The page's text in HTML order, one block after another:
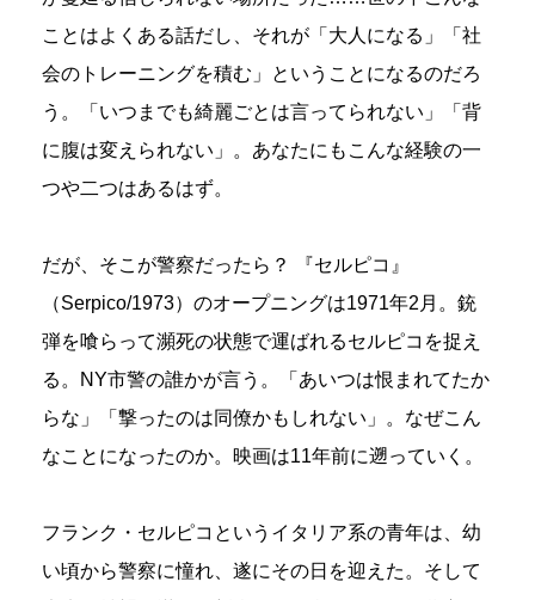
ことはよくある話だし、それが「大人になる」「社
会のトレーニングを積む」ということになるのだろ
う。「いつまでも綺麗ごとは言ってられない」「背
に腹は変えられない」。あなたにもこんな経験の一
つや二つはあるはず。
だが、そこが警察だったら？ 『セルピコ』
（Serpico/1973）のオープニングは1971年2月。銃
弾を喰らって瀕死の状態で運ばれるセルピコを捉え
る。NY市警の誰かが言う。「あいつは恨まれてたか
らな」「撃ったのは同僚かもしれない」。なぜこん
なことになったのか。映画は11年前に遡っていく。
フランク・セルピコというイタリア系の青年は、幼
い頃から警察に憧れ、遂にその日を迎えた。そして